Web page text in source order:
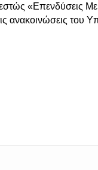
«Επενδύσεις
ανακοινώσεις του